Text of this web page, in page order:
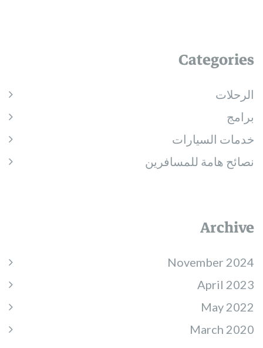
Categories
الرحلات
برامج
خدمات السيارات
نصائح هامة للمسافرين
Archive
November 2024
April 2023
May 2022
March 2020